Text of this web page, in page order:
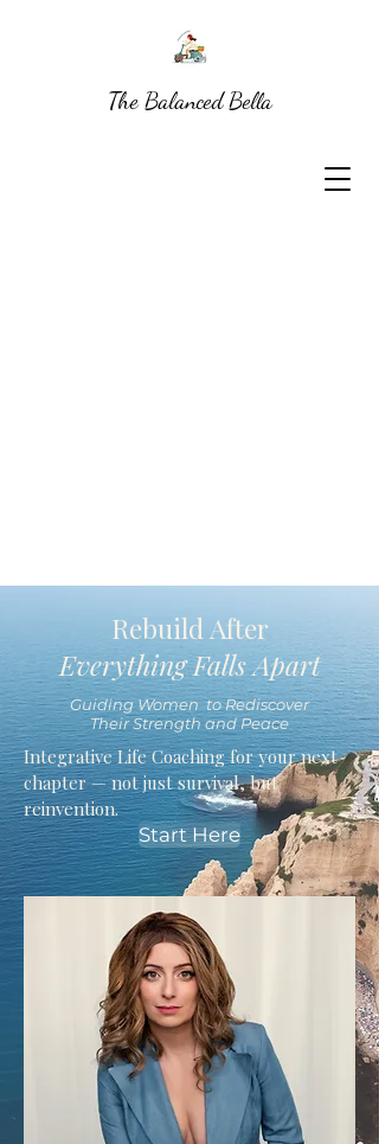
Rebuild After
Everything Falls Apart
Guiding Women to Rediscover
Their Strength and Peace
Integrative Life Coaching for your next
chapter — not just survival, but
reinvention.
Start Here
The Balanced Bella